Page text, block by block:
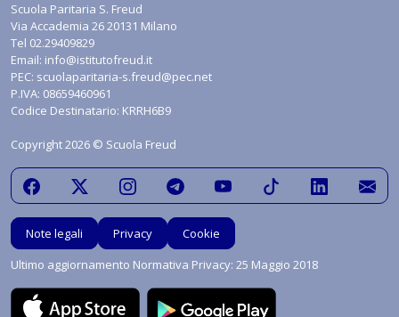
Scuola Paritaria S. Freud
Via Accademia 26 20131 Milano
Tel 02.29409829
Email: info@istitutofreud.it
PEC: scuolaparitaria-s.freud@pec.net
P.IVA: 08659460961
Codice Destinatario: KRRH6B9
Copyright 2026 © Scuola Freud
Note legali Privacy
Cookie
Ultimo aggiornamento Normativa Privacy: 25 Maggio 2018